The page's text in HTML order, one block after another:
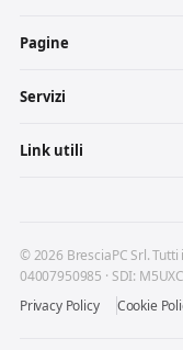
Pagine
Servizi
Link utili
© 2026 BresciaPC Srl.
04007950985 · SDI:
Privacy Policy
Cookie